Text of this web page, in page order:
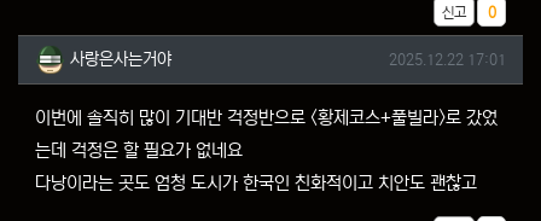
신고 추천
0
사랑은사는거야님의 댓글
사랑은사는거야 작성일
2025.12.22 17:01
이번에 솔직히 많이 기대반 걱정반으로 <황제코스+풀빌라>로 갔었
는데 걱정은 할 필요가 없네요
다낭이라는 곳도 엄청 도시가 한국인 친화적이고 치안도 괜찮고